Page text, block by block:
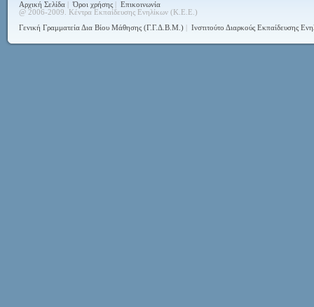
Αρχική Σελίδα |Όροι χρήσης
Επικοινωνία
@ 2006-2009. Κέντρα Εκπαίδευσης Ενηλίκων (Κ.Ε.Ε.)
Γενική Γραμματεία Δια Βίου Μάθησης (Γ.Γ.Δ.Β.Μ.)
Ινστιτούτο Διαρκούς Εκπαίδευσης